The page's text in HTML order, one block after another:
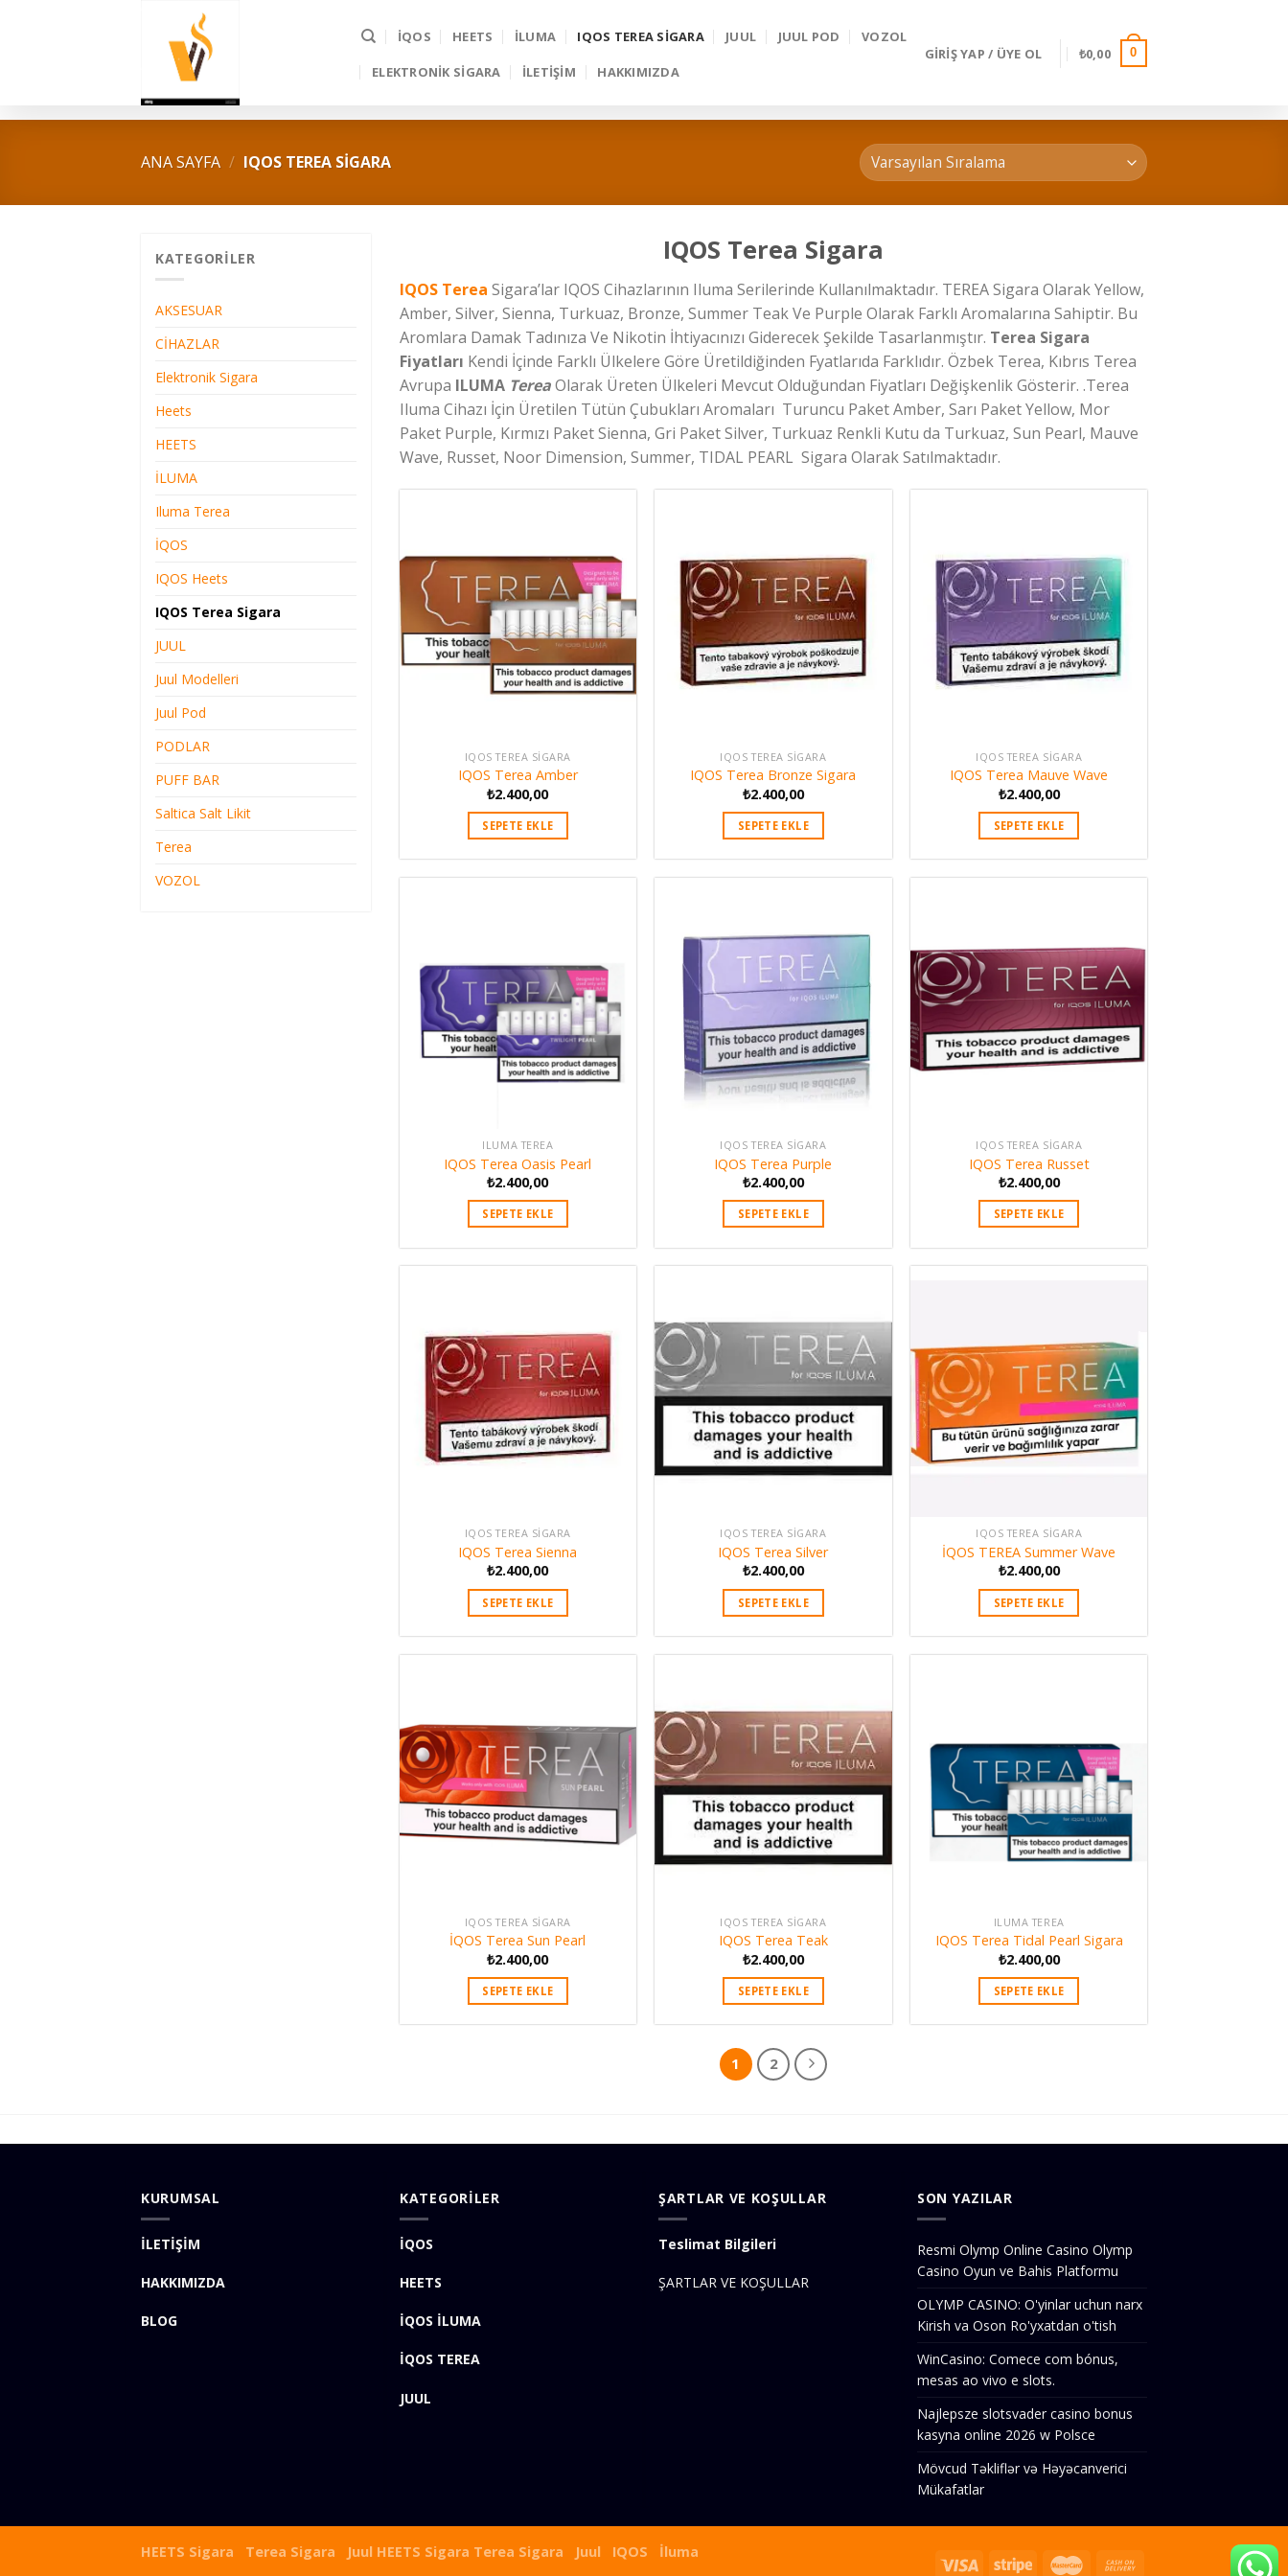
İQOS HEETS İLUMA IQOS TEREA SIGARA JUUL JUUL POD VOZOL
ELEKTRONIK SIGARA İLETİŞİM HAKKIMIZDA
GIRIŞ YAP / ÜYE OL ₺0,00 0
ANA SAYFA / IQOS TEREA SIGARA
KATEGORILER
AKSESUAR
CİHAZLAR
Elektronik Sigara
Heets
HEETS
İLUMA
Iluma Terea
İQOS
IQOS Heets
IQOS Terea Sigara
JUUL
Juul Modelleri
Juul Pod
PODLAR
PUFF BAR
Saltica Salt Likit
Terea
VOZOL
IQOS Terea Sigara
IQOS Terea Sigara’lar IQOS Cihazlarının Iluma Serilerinde Kullanılmaktadır. TEREA Sigara Olarak Yellow,
Amber, Silver, Sienna, Turkuaz, Bronze, Summer Teak Ve Purple Olarak Farklı Aromalarına Sahiptir. Bu
Aromlara Damak Tadınıza Ve Nikotin İhtiyacınızı Giderecek Şekilde Tasarlanmıştır. Terea Sigara
Fiyatları Kendi İçinde Farklı Ülkelere Göre Üretildiğinden Fyatlarıda Farklıdır. Özbek Terea, Kıbrıs Terea
Avrupa ILUMA TereaOlarak Üreten Ülkeleri Mevcut Olduğundan Fiyatları Değişkenlik Gösterir. .Terea
Iluma Cihazı İçin Üretilen Tütün Çubukları Aromaları Turuncu Paket Amber, Sarı Paket Yellow, Mor
Paket Purple, Kırmızı Paket Sienna, Gri Paket Silver, Turkuaz Renkli Kutu da Turkuaz, Sun Pearl, Mauve
Wave, Russet, Noor Dimension, Summer, TIDAL PEARL Sigara Olarak Satılmaktadır.
IQOS TEREA SIGARA
IQOS Terea Amber
₺2.400,00
SEPETE EKLE
IQOS TEREA SIGARA
IQOS Terea Bronze Sigara
₺2.400,00
SEPETE EKLE
IQOS TEREA SIGARA
IQOS Terea Mauve Wave
₺2.400,00
SEPETE EKLE
ILUMA TEREA
IQOS Terea Oasis Pearl
₺2.400,00
SEPETE EKLE
IQOS TEREA SIGARA
IQOS Terea Purple
₺2.400,00
SEPETE EKLE
IQOS TEREA SIGARA
IQOS Terea Russet
₺2.400,00
SEPETE EKLE
IQOS TEREA SIGARA
IQOS Terea Sienna
₺2.400,00
SEPETE EKLE
IQOS TEREA SIGARA
IQOS Terea Silver
₺2.400,00
SEPETE EKLE
IQOS TEREA SIGARA
İQOS TEREA Summer Wave
₺2.400,00
SEPETE EKLE
IQOS TEREA SIGARA
İQOS Terea Sun Pearl
₺2.400,00
SEPETE EKLE
IQOS TEREA SIGARA
IQOS Terea Teak
₺2.400,00
SEPETE EKLE
ILUMA TEREA
IQOS Terea Tidal Pearl Sigara
₺2.400,00
SEPETE EKLE
1 2
KURUMSAL
İLETİŞİM
HAKKIMIZDA
BLOG
KATEGORİLER
İQOS
HEETS
İQOS İLUMA
İQOS TEREA
JUUL
ŞARTLAR VE KOŞULLAR
Teslimat Bilgileri
ŞARTLAR VE KOŞULLAR
SON YAZILAR
Resmi Olymp Online Casino Olymp
Casino Oyun ve Bahis Platformu
OLYMP CASINO: O'yinlar uchun narx
Kirish va Oson Ro'yxatdan o'tish
WinCasino: Comece com bónus,
mesas ao vivo e slots.
Najlepsze slotsvader casino bonus
kasyna online 2026 w Polsce
Mövcud Təkliflər və Həyəcanverici
Mükafatlar
HEETS Sigara Terea Sigara Juul HEETS Sigara Terea Sigara Juul IQOS İluma